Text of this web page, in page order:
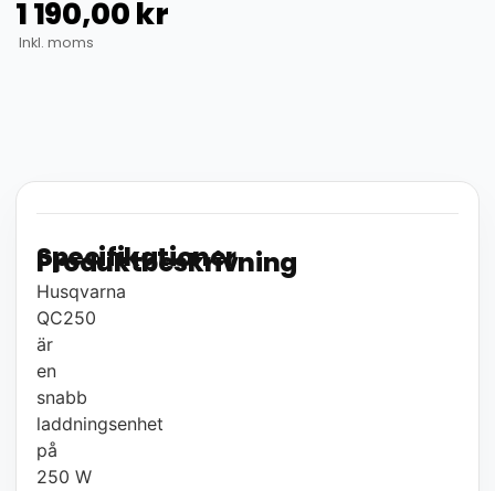
1 190,00kr
Inkl. moms
Produktbeskrivning
Husqvarna
QC250
är
en
snabb
laddningsenhet
på
250 W
Specifikationer